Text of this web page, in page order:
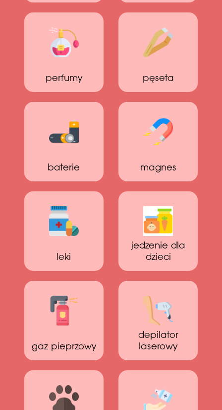
perfumy pęseta
baterie magnes
leki
jedzenie dla
dzieci
gaz pieprzowy
depilator
laserowy